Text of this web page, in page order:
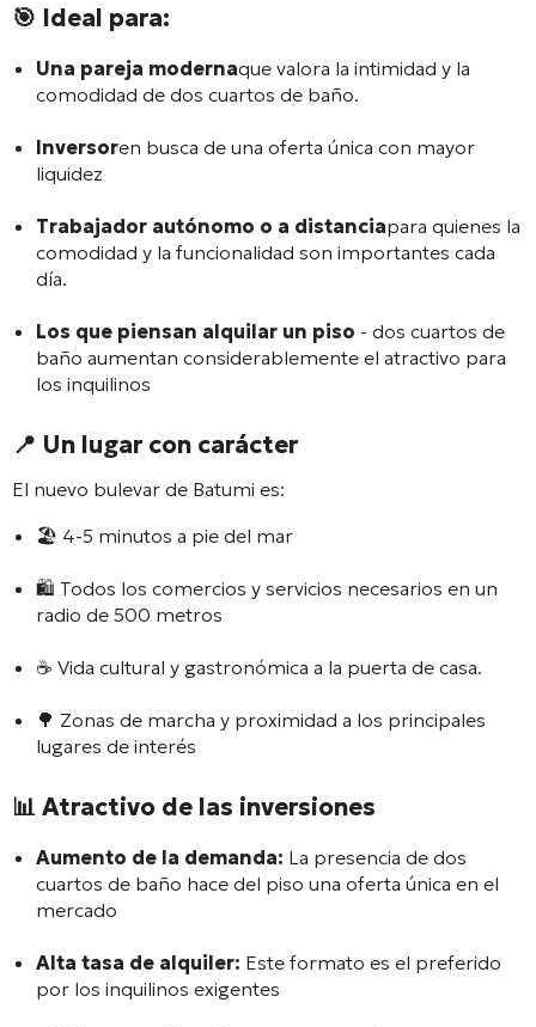
🎯 Ideal para:
Una pareja modernaque valora la intimidad y la
comodidad de dos cuartos de baño.
Inversoren busca de una oferta única con mayor
liquidez
Trabajador autónomo o a distanciapara quienes la
comodidad y la funcionalidad son importantes cada
día.
Los que piensan alquilar un piso - dos cuartos de
baño aumentan considerablemente el atractivo para
los inquilinos
📍 Un lugar con carácter
El nuevo bulevar de Batumi es:
🏖️ 4-5 minutos a pie del mar
🛍️ Todos los comercios y servicios necesarios en un
radio de 500 metros
☕ Vida cultural y gastronómica a la puerta de casa.
🌳 Zonas de marcha y proximidad a los principales
lugares de interés
📊Atractivo de las inversiones
Aumento de la demanda: La presencia de dos
cuartos de baño hace del piso una oferta única en el
mercado
Alta tasa de alquiler: Este formato es el preferido
por los inquilinos exigentes